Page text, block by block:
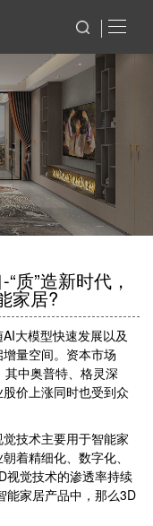
质”造新时代，
家居?
大模型快速发展以及
量空间。资本市场
中奥普特、格灵深
价上涨同时也受到众
技术主要用于智能家
着精细化、数字化、
视觉技术的渗透率持续
能家居产品中，那么3D